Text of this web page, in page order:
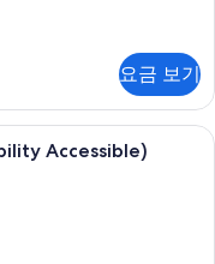
요금 보기
, 필로우탑 침대, 객실 내 금고
Accessible)